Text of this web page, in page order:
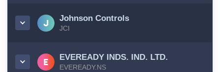
Johnson Controls
JCI
EVEREADY INDS. IND. LTD.
EVEREADY.NS